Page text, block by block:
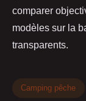
comparer
modèles sur la
transparents.
Camping pêche